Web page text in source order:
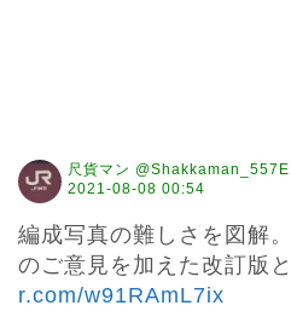
尺貨マン @Shakkaman_557E
2021-08-08 00:54
編成写真の難しさを図解
のご意見を加えた改訂版
r.com/w91RAmL7ix